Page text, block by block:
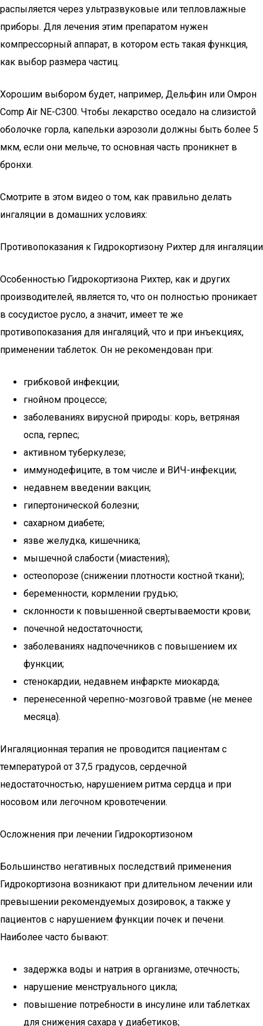
распыляется через ультразвуковые или тепловлажные
приборы. Для лечения этим препаратом нужен
компрессорный аппарат, в котором есть такая функция,
как выбор размера частиц.
Хорошим выбором будет, например, Дельфин или Омрон
Comp Air NE-C300. Чтобы лекарство оседало на слизистой
оболочке горла, капельки аэрозоли должны быть более 5
мкм, если они мельче, то основная часть проникнет в
бронхи.
Смотрите в этом видео о том, как правильно делать
ингаляции в домашних условиях:
Противопоказания к Гидрокортизону Рихтер для ингаляции
Особенностью Гидрокортизона Рихтер, как и других
производителей, является то, что он полностью проникает
в сосудистое русло, а значит, имеет те же
противопоказания для ингаляций, что и при инъекциях,
применении таблеток. Он не рекомендован при:
грибковой инфекции;
гнойном процессе;
заболеваниях вирусной природы: корь, ветряная
оспа, герпес;
активном туберкулезе;
иммунодефиците, в том числе и ВИЧ-инфекции;
недавнем введении вакцин;
гипертонической болезни;
сахарном диабете;
язве желудка, кишечника;
мышечной слабости (миастения);
остеопорозе (снижении плотности костной ткани);
беременности, кормлении грудью;
склонности к повышенной свертываемости крови;
почечной недостаточности;
заболеваниях надпочечников с повышением их
функции;
стенокардии, недавнем инфаркте миокарда;
перенесенной черепно-мозговой травме (не менее
месяца).
Ингаляционная терапия не проводится пациентам с
температурой от 37,5 градусов, сердечной
недостаточностью, нарушением ритма сердца и при
носовом или легочном кровотечении.
Осложнения при лечении Гидрокортизоном
Большинство негативных последствий применения
Гидрокортизона возникают при длительном лечении или
превышении рекомендуемых дозировок, а также у
пациентов с нарушением функции почек и печени.
Наиболее часто бывают:
задержка воды и натрия в организме, отечность;
нарушение менструального цикла;
повышение потребности в инсулине или таблетках
для снижения сахара у диабетиков;